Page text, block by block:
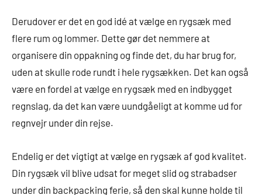
Derudover er det en god idé at vælge en rygsæk med
flere rum og lommer. Dette gør det nemmere at
organisere din oppakning og finde det, du har brug for,
uden at skulle rode rundt i hele rygsækken. Det kan også
være en fordel at vælge en rygsæk med en indbygget
regnslag, da det kan være uundgåeligt at komme ud for
regnvejr under din rejse.
Endelig er det vigtigt at vælge en rygsæk af god kvalitet.
Din rygsæk vil blive udsat for meget slid og strabadser
under din backpacking ferie, så den skal kunne holde til